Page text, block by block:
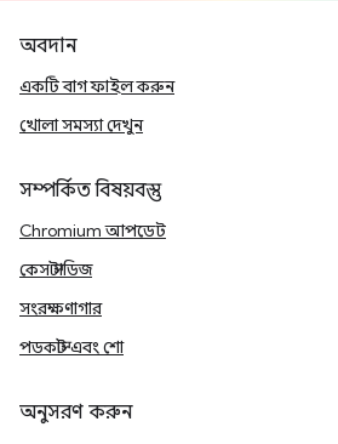
অবদান
একটি বাগ ফাইল করুন
খোলা সমস্যা দেখুন
সম্পর্কিত বিষয়বস্তু
Chromium আপডেট
কেস স্টাডিজ
সংরক্ষণাগার
পডকাস্ট এবং শো
অনুসরণ করুন